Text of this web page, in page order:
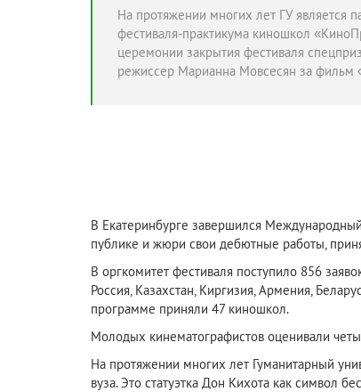
На протяжении многих лет ГУ является
фестиваля-практикума киношкол
церемонии закрытия фестиваля
режиссер Марианна Мовсесян за фильм
В Екатеринбурге завершился
публике и жюри свои дебютные работы,
В оргкомитет фестиваля поступило 856
Россия, Казахстан, Киргизия, Армения,
программе приняли 47 киношкол.
Молодых кинематографистов оценивали
На протяжении многих лет Гуманитарный
вуза. Это статуэтка Дон Кихота как символ